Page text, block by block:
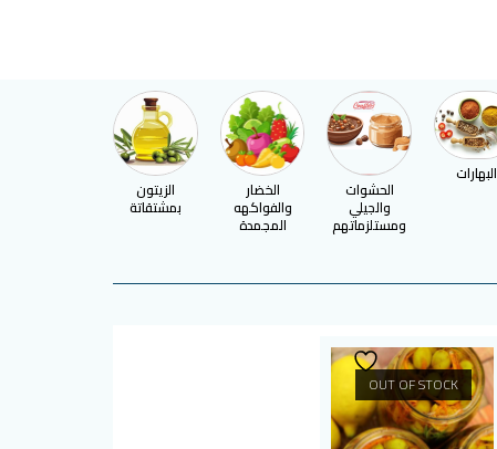
البهارات
الحشوات
والجيلي
ومستلزماتهم
الخضار
والفواكهه
المجمدة
الزيتون
بمشتقاتة
OUT OF STOCK